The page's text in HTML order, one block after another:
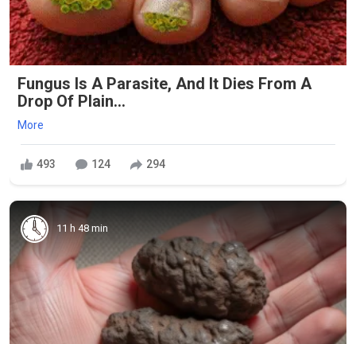
Fungus Is A Parasite, And It Dies From A
Drop Of Plain...
More
493 124 294
11 h 48 min